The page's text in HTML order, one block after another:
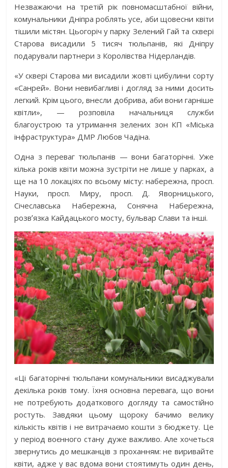
Незважаючи на третій рік повномасштабної війни,
комунальники Дніпра роблять усе, аби щовесни квіти
тішили містян. Цьогоріч у парку Зелений Гай та сквері
Старова висадили 5 тисяч тюльпанів, які Дніпру
подарували партнери з Королівства Нідерландів.
«У сквері Старова ми висадили жовті цибулини сорту
«Санрей». Вони невибагливі і догляд за ними досить
легкий. Крім цього, внесли добрива, аби вони гарніше
квітли», — розповіла начальниця служби
благоустрою та утримання зелених зон КП «Міська
інфраструктура» ДМР Любов Чадіна.
Одна з переваг тюльпанів — вони багаторічні. Уже
кілька років квіти можна зустріти не лише у парках, а
ще на 10 локаціях по всьому місту: набережна, просп.
Науки, просп. Миру, просп. Д. Яворницького,
Січеславська Набережна, Сонячна Набережна,
розвʼязка Кайдацького мосту, бульвар Слави та інші.
«Ці багаторічні тюльпани комунальники висаджували
декілька років тому. Їхня основна перевага, що вони
не потребують додаткового догляду та самостійно
ростуть. Завдяки цьому щороку бачимо велику
кількість квітів і не витрачаємо кошти з бюджету. Це
у період воєнного стану дуже важливо. Але хочеться
звернутись до мешканців з проханням: не виривайте
квіти, адже у вас вдома вони стоятимуть один день,